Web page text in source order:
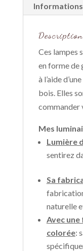
Description
Ces lampes
en forme de
à l’aide
bois. Elles
commander
Mes
Lumière
sentirez
Sa
naturelle
Avec
colorée: